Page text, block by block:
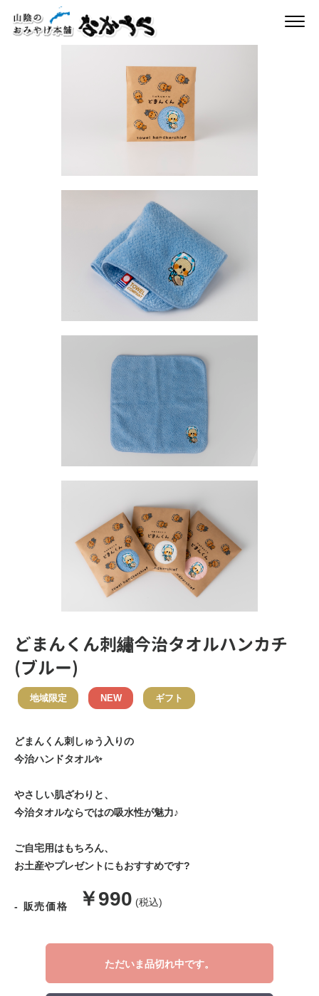
どまんくん刺繡今治タオルハンカチ
(ブルー)
地域限定 NEW ギフト
どまんくん刺しゅう入りの
今治ハンドタオル✨
やさしい肌ざわりと、
今治タオルならではの吸水性が魅力♪
ご自宅用はもちろん、
お土産やプレゼントにもおすすめです?
- 販売価格
販
格
￥990 (税込)
ただいま品切れ中です。